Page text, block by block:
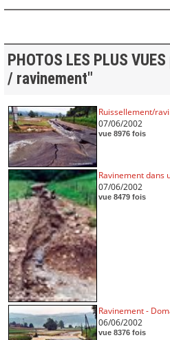
PHOTOS LES PLUS
/ ravinement"
Ruissellement/
07/06/2002
vue 8976 fois
Ravinement dans
07/06/2002
vue 8479 fois
Ravinement -
06/06/2002
vue 8376 fois